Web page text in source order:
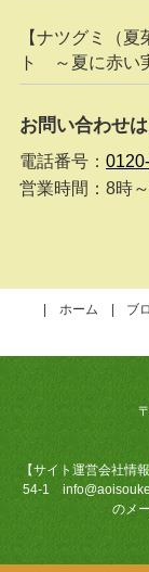
【ナツグミ（
ト ～夏に赤い
お問い合わせ
電話番号：
営業時間：8時
ホーム ブ
【サイト運営会社情
54-1
のメ